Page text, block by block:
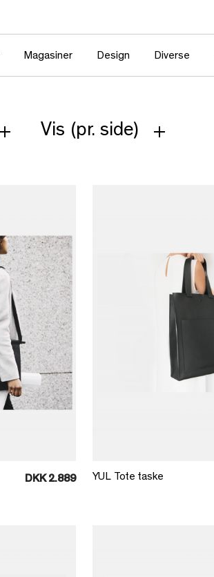
Magasiner Design Diverse
Vis (pr. side)
DKK 2.889 YUL Tote taske